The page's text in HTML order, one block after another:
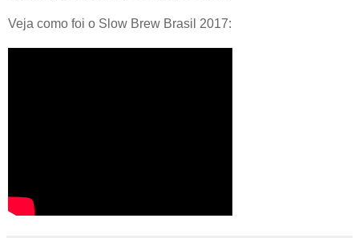
Veja como foi o Slow Brew Brasil 2017: